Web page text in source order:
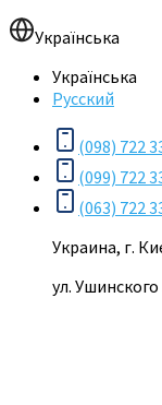
Українська
Українська
Русский
(098) 722
(099) 722
(063) 722
Украина, г.
ул.